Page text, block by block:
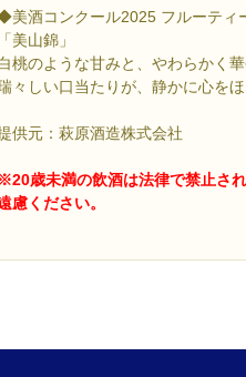
美酒コンクール2025 フルーティ
「美山錦」
桃のような甘みと、やわらかく華
々しい口当たりが、静かに心をほ
供元：萩原酒造株式会社
※20歳未満の飲酒は法律で禁止さ
慮ください。